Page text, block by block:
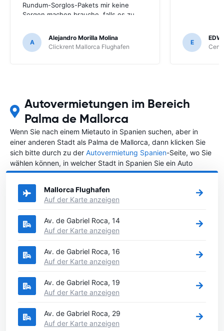
Rundum-Sorglos-Pakets mir keine
Sorgen machen brauche, falls es zu
A
Alejandro Morilla Molina
Clickrent Mallorca Flughafen
E
Autovermietungen im Bereich
Palma de Mallorca
Wenn Sie nach einem Mietauto in Spanien suchen, aber in
einer anderen Stadt als Palma de Mallorca, dann klicken Sie
sich bitte durch zu der Autovermietung Spanien-Seite, wo Sie
wählen können, in welcher Stadt in Spanien Sie ein Auto
mieten möchten.
Mallorca Flughafen
Auf der Karte anzeigen
Av. de Gabriel Roca, 14
Auf der Karte anzeigen
Av. de Gabriel Roca, 16
Auf der Karte anzeigen
Av. de Gabriel Roca, 19
Auf der Karte anzeigen
Av. de Gabriel Roca, 29
Auf der Karte anzeigen